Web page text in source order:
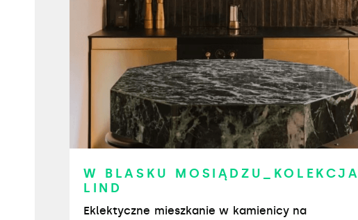
W BLASKU MOSIĄDZU_KOLEKCJA
LIND
Eklektyczne mieszkanie w kamienicy na